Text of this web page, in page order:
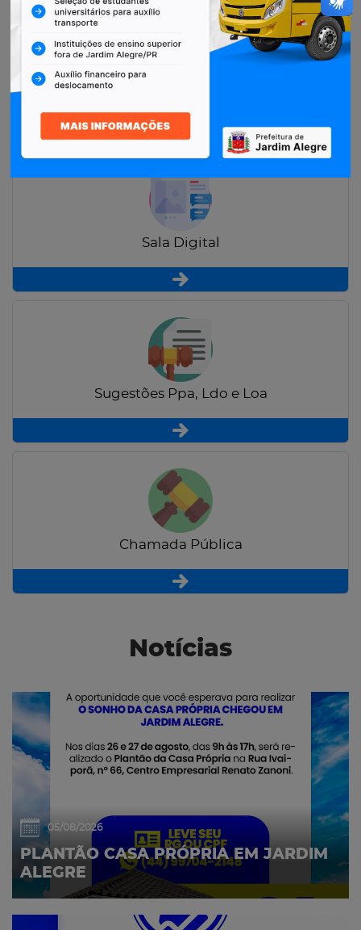
Restituição de Contribuintes
Sala Digital
Sugestões Ppa, Ldo e Loa
Chamada Pública
Notícias
05/08/2026
PLANTÃO CASA PRÓPRIA EM JARDIM
ALEGRE